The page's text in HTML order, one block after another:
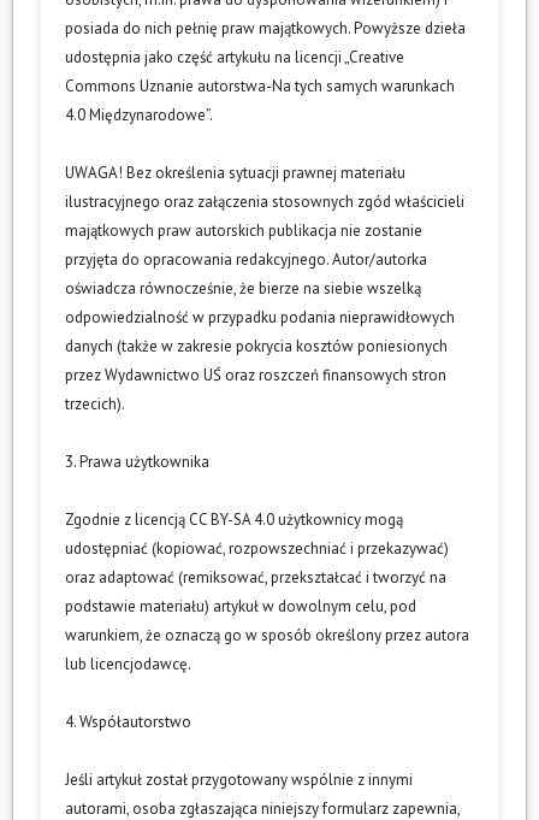
posiada do nich pełnię praw majątkowych. Powyższe dzieła
udostępnia jako część artykułu na licencji „Creative
Commons Uznanie autorstwa-Na tych samych warunkach
4.0 Międzynarodowe”.
UWAGA! Bez określenia sytuacji prawnej materiału
ilustracyjnego oraz załączenia stosownych zgód właścicieli
majątkowych praw autorskich publikacja nie zostanie
przyjęta do opracowania redakcyjnego. Autor/autorka
oświadcza równocześnie, że bierze na siebie wszelką
odpowiedzialność w przypadku podania nieprawidłowych
danych (także w zakresie pokrycia kosztów poniesionych
przez Wydawnictwo UŚ oraz roszczeń finansowych stron
trzecich).
3. Prawa użytkownika
Zgodnie z licencją CC BY-SA 4.0 użytkownicy mogą
udostępniać (kopiować, rozpowszechniać i przekazywać)
oraz adaptować (remiksować, przekształcać i tworzyć na
podstawie materiału) artykuł w dowolnym celu, pod
warunkiem, że oznaczą go w sposób określony przez autora
lub licencjodawcę.
4. Współautorstwo
Jeśli artykuł został przygotowany wspólnie z innymi
autorami, osoba zgłaszająca niniejszy formularz zapewnia,